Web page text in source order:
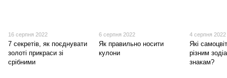
16 серпня 2022
7 секретів, як поєднувати
золоті прикраси зі
срібними
6 серпня 2022
Як правильно носити
кулони
4 серпня 2022
Які
різним
знакам?